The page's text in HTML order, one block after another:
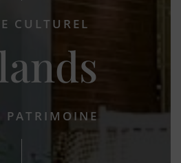
CULTUREL
PATRIMOINE